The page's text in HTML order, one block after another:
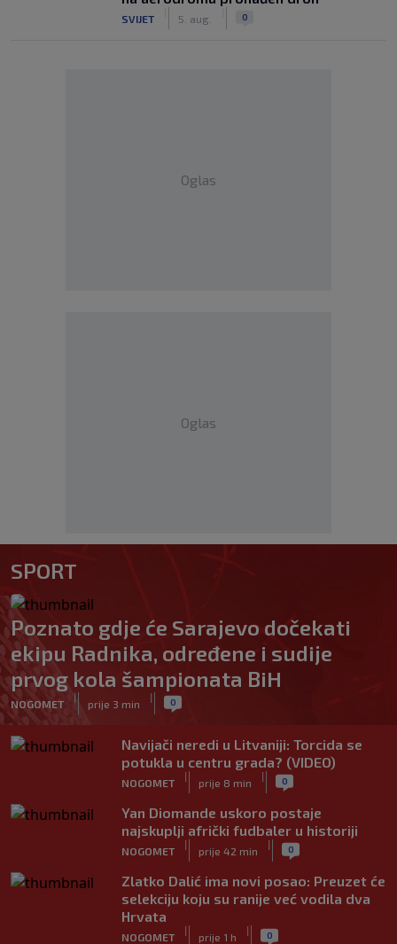
SVIJET 5. aug. 0
Oglas
Oglas
SPORT
Poznato gdje će Sarajevo dočekati
ekipu Radnika, određene i sudije
prvog kola šampionata BiH
NOGOMET
|
prije 3 min
| 0
Navijači neredi u Litvaniji: Torcida se
potukla u centru grada? (VIDEO)
NOGOMET
|
prije 8 min
| 0
Yan Diomande uskoro postaje
najskuplji afrički fudbaler u historiji
NOGOMET
|
prije 42 min
| 0
Zlatko Dalić ima novi posao: Preuzet će
selekciju koju su ranije već vodila dva
Hrvata
NOGOMET
|
prije 1 h
| 0